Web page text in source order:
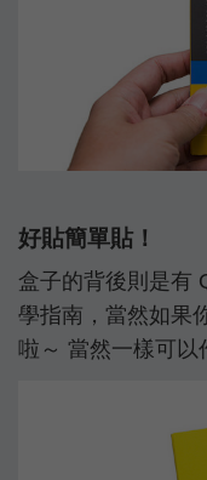
好貼簡單貼！
盒子的背後則是有
學指南，當然如果
啦～ 當然一樣可以